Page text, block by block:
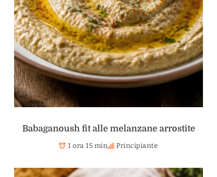
Babaganoush fit alle melanzane arrostite
1 ora 15 min Principiante